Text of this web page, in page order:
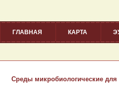
ГЛАВНАЯ КАРТА
Среды микробиологические для